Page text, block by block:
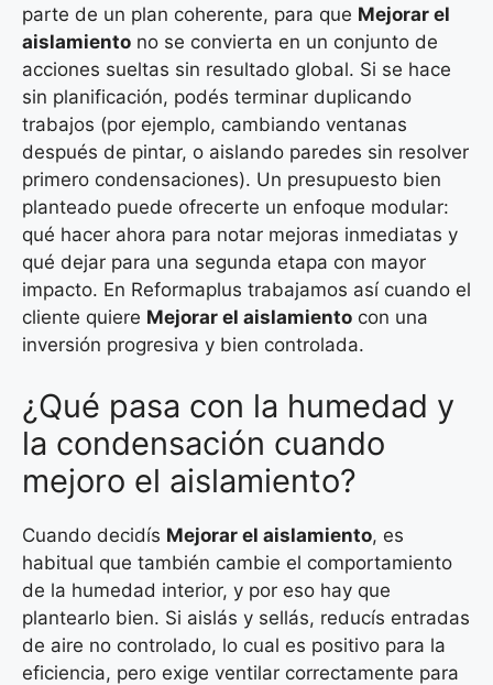
parte de un plan coherente, para que Mejorar el
aislamiento no se convierta en un conjunto de
acciones sueltas sin resultado global. Si se hace
sin planificación, podés terminar duplicando
trabajos (por ejemplo, cambiando ventanas
después de pintar, o aislando paredes sin resolver
primero condensaciones). Un presupuesto bien
planteado puede ofrecerte un enfoque modular:
qué hacer ahora para notar mejoras inmediatas y
qué dejar para una segunda etapa con mayor
impacto. En Reformaplus trabajamos así cuando el
cliente quiere Mejorar el aislamiento con una
inversión progresiva y bien controlada.
¿Qué pasa con la humedad y
la condensación cuando
mejoro el aislamiento?
Cuando decidís Mejorar el aislamiento, es
habitual que también cambie el comportamiento
de la humedad interior, y por eso hay que
plantearlo bien. Si aislás y sellás, reducís entradas
de aire no controlado, lo cual es positivo para la
eficiencia, pero exige ventilar correctamente para